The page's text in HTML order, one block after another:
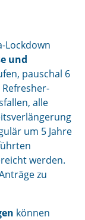
Lockdown
und
pauschal 6
alle
um 5 Jahre
werden.
zu
können